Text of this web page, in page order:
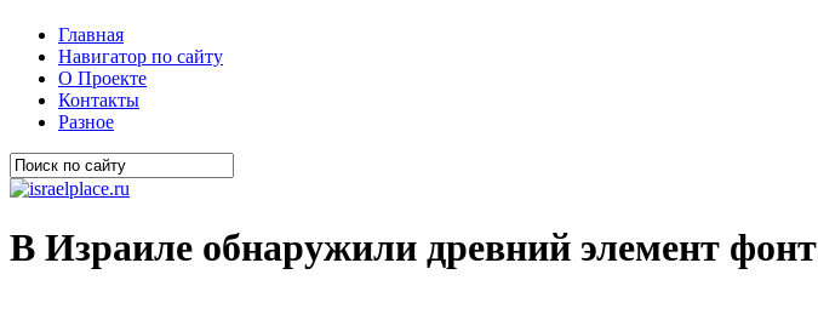
Главная
Навигатор по сайту
О Проекте
Контакты
Разное
В Израиле обнаружили древний элемент